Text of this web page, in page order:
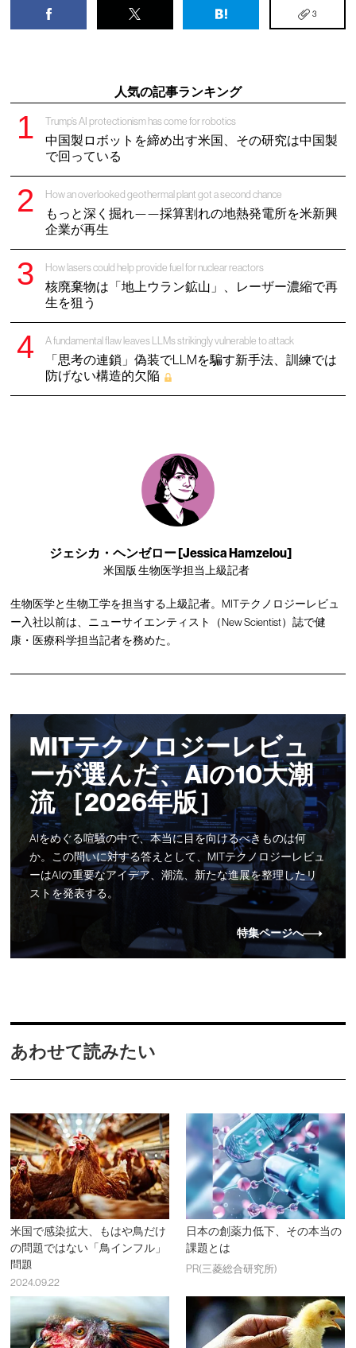
3
人気の記事ランキング
Trump’s AI protectionism has come for robotics
中国製ロボットを締め出す米国、その研究は中国製
で回っている
How an overlooked geothermal plant got a second chance
もっと深く掘れ——採算割れの地熱発電所を米新興
企業が再生
How lasers could help provide fuel for nuclear reactors
核廃棄物は「地上ウラン鉱山」、レーザー濃縮で再
生を狙う
A fundamental flaw leaves LLMs strikingly vulnerable to attack
「思考の連鎖」偽装でLLMを騙す新手法、訓練では
防げない構造的欠陥
ジェシカ・ヘンゼロー [Jessica Hamzelou]
米国版 生物医学担当上級記者
生物医学と生物工学を担当する上級記者。MITテクノロジーレビュ
ー入社以前は、ニューサイエンティスト（New Scientist）誌で健
康・医療科学担当記者を務めた。
MITテクノロジーレビュ
ーが選んだ、AIの10大潮
流 ［2026年版］
AIをめぐる喧騒の中で、本当に目を向けるべきものは何
か。この問いに対する答えとして、MITテクノロジーレビュ
ーはAIの重要なアイデア、潮流、新たな進展を整理したリ
ストを発表する。
特集ページへ
あわせて読みたい
米国で感染拡大、もはや鳥だけ
の問題ではない「鳥インフル」
問題
2024.09.22
日本の創薬力低下、その本当の
課題とは
PR(三菱総合研究所)